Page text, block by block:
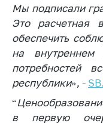
Приемная
Министра
Горячая
Пресс-
орган
Мы подписали
Это расчетная
обеспечить
на внутреннем
потребностей
республики», -
“
в первую